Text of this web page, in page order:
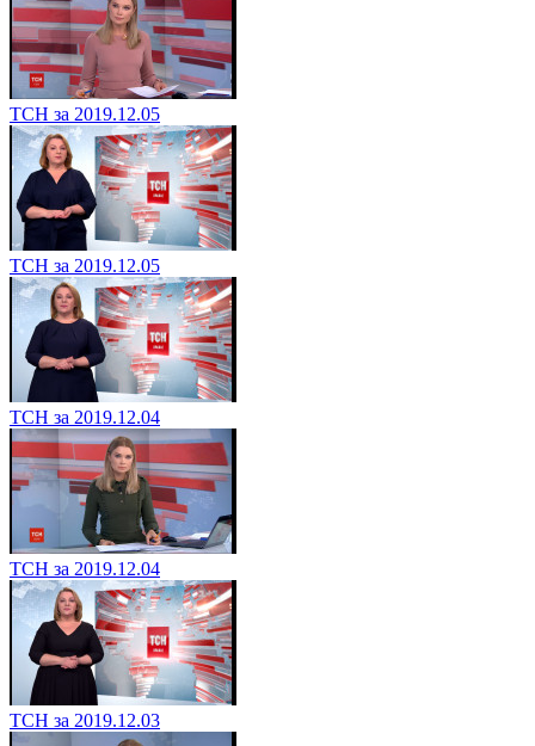
ТСН за 2019.12.05
ТСН за 2019.12.05
ТСН за 2019.12.04
ТСН за 2019.12.04
ТСН за 2019.12.03